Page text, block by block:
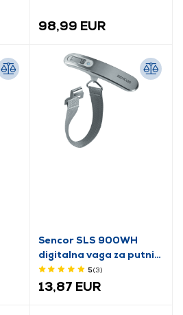
98,99 EUR
Sencor SLS 900WH
digitalna vaga za putni
kovčeg
5(3)
13,87 EUR